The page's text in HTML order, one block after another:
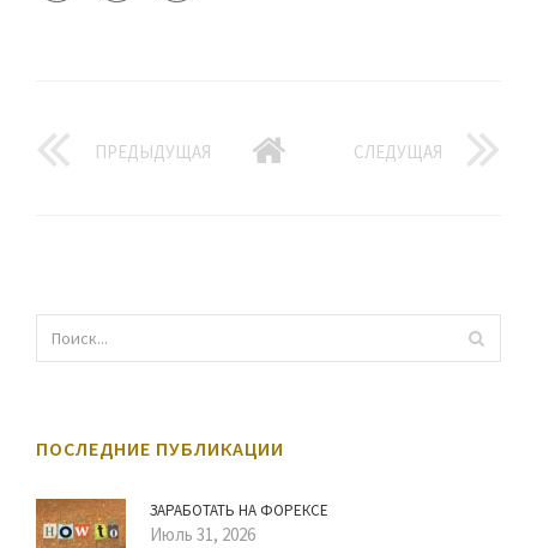
ПРЕДЫДУЩАЯ СЛЕДУЩАЯ
ПОСЛЕДНИЕ ПУБЛИКАЦИИ
ЗАРАБОТАТЬ НА ФОРЕКСЕ
Июль 31, 2026